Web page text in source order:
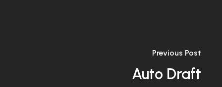
Previous Post
Auto Draft